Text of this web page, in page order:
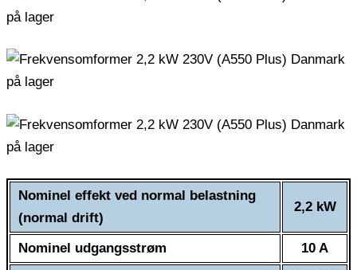
Nominel effekt ved normal belastning
(normal drift)
2,2 kW
Nominel udgangsstrøm 10 A